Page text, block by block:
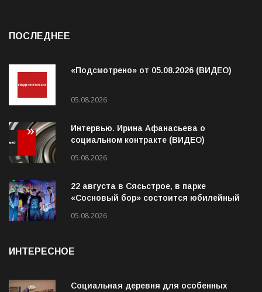
«Подсмотрено» от 05.08.2026 (ВИДЕО)
05.08.2026
Интервью. Ирина Афанасьева о
05.08.2026
22 августа в Сясьстрое, в парке